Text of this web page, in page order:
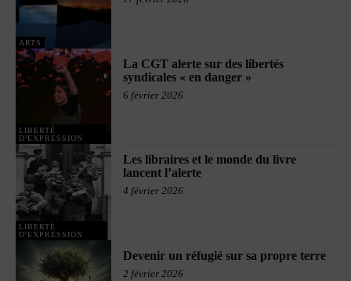
ARTS
LIBERTÉ
D'EXPRESSION
La CGT alerte sur des libertés
syndicales « en danger »
6 février 2026
LIBERTÉ
D'EXPRESSION
Les libraires et le monde du livre
lancent l’alerte
4 février 2026
Devenir un réfugié sur sa propre terre
2 février 2026